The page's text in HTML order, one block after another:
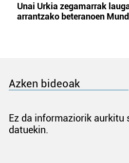
Unai Urkia zegamarrak
arrantzako beteranoen
Azken bideoak
Ez da informaziorik aurkitu
datuekin.